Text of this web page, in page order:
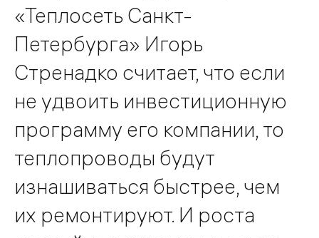
«Теплосеть Санкт-
Петербурга» Игорь
Стренадко считает, что если
не удвоить инвестиционную
программу его компании, то
теплопроводы будут
изнашиваться быстрее, чем
их ремонтируют. И роста